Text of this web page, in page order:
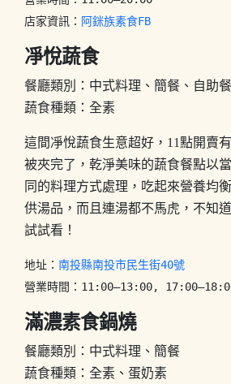
店家資訊： 阿銤族素食FB
凈悅蔬食
餐廳類別：中式料理、簡餐、自助餐
蔬食種類：全素
這間凈悅蔬食生意超好，11點開賣
被夾完了，乾淨美味的蔬食餐點以
同的料理方式處理，吃起來營養均
供湯品，而且連湯都不馬虎，不知
試試看！
地址： 南投縣南投市民生街40號
營業時間：11:00–13:00,
滿濃素食鍋燒
餐廳類別：中式料理、簡餐
蔬食種類：全素、蛋奶素